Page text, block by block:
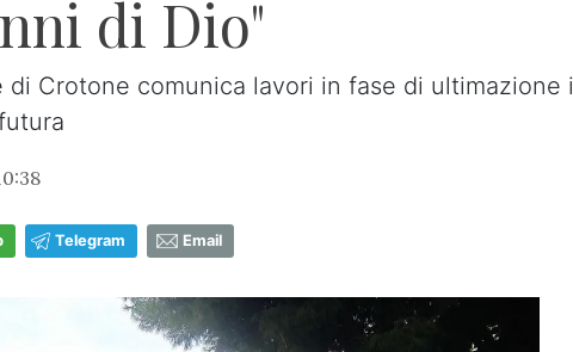
di Dio"
di Crotone comunica lavori in fase di
Telegram Email